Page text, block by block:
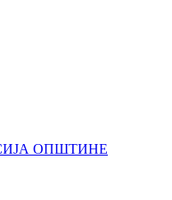
ОПШТИНЕ